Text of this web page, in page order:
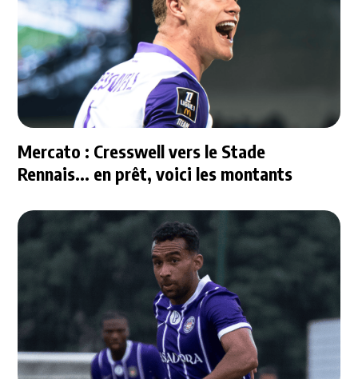
Mercato : Cresswell vers le Stade
Rennais... en prêt, voici les montants